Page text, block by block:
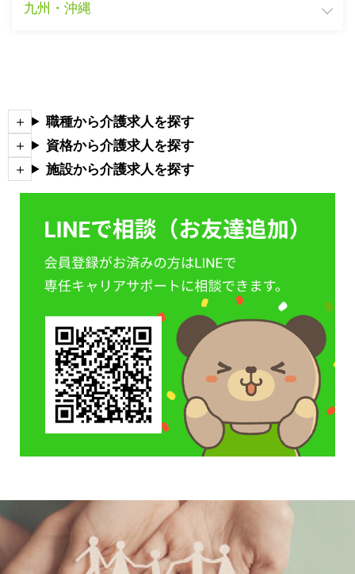
九州・沖縄
職種から介護求人を探す
資格から介護求人を探す
施設から介護求人を探す